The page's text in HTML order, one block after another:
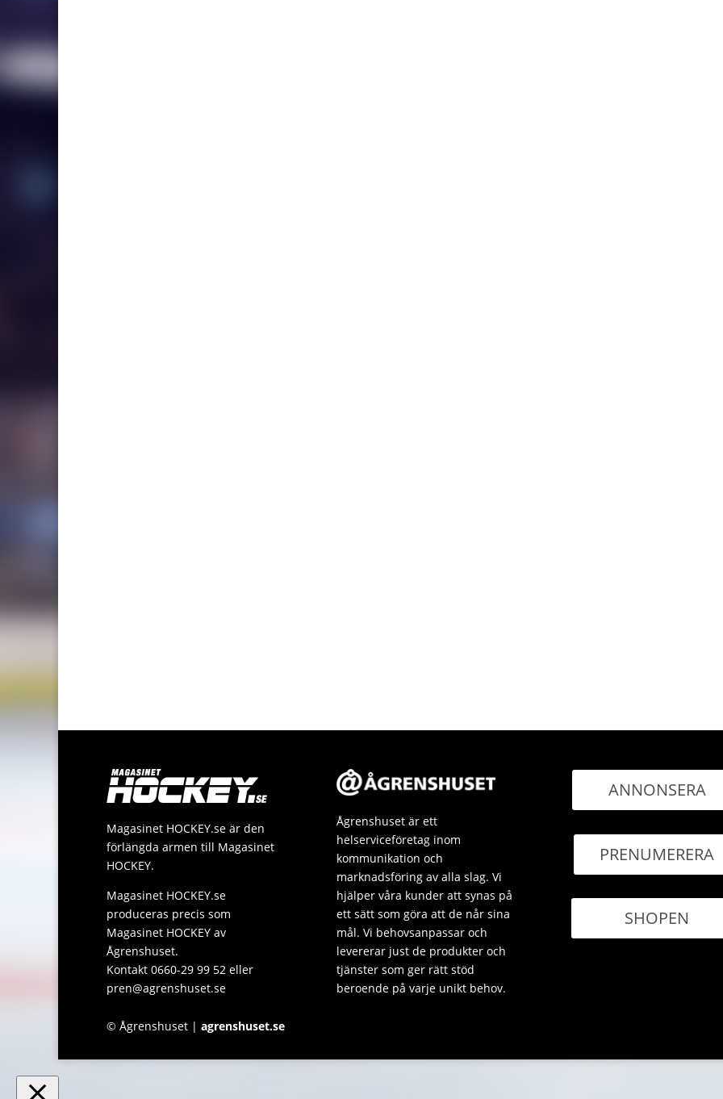
Magasinet HOCKEY.se är den
förlängda armen till Magasinet
HOCKEY.
Magasinet HOCKEY.se
produceras precis som
Magasinet HOCKEY av
Ågrenshuset.
Kontakt 0660-29 99 52 eller
pren@agrenshuset.se
Ågrenshuset är ett
helserviceföretag inom
kommunikation och
marknadsföring av alla slag. Vi
hjälper våra kunder att synas på
ett sätt som göra att de når sina
mål. Vi behovsanpassar och
levererar just de produkter och
tjänster som ger rätt stöd
beroende på varje unikt behov.
ANNONSERA
PRENUMERERA
SHOPEN
© Ågrenshuset | agrenshuset.se